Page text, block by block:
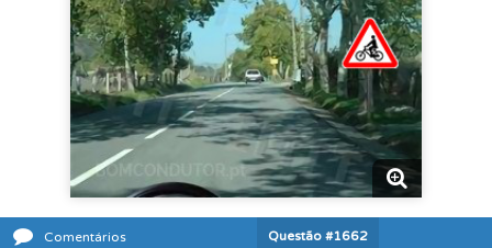
Comentários Questão #1662